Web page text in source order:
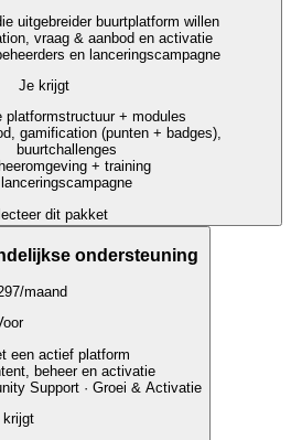
uitgebreider buurtplatform willen
vraag & aanbod en activatie
en lanceringscampagne
Je krijgt
platformstructuur + modules
gamification (punten + badges),
buurtchallenges
+ training
lanceringscampagne
dit pakket
ondersteuning
maand
een actief platform
beheer en activatie
Support · Groei & Activatie
krijgt